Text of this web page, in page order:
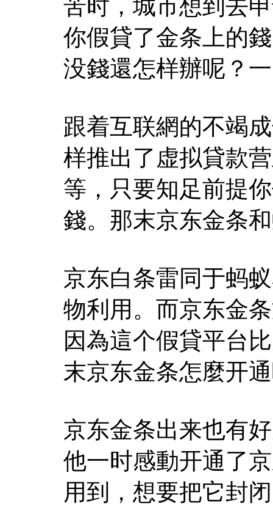
苦时，城市想到去
你假貸了金条上的
没錢還怎样辦呢？
跟着互联網的不竭
样推出了虚拟貸款
等，只要知足前提
錢。那末京东金条
京东白条雷同于蚂
物利用。而京东金
因為這个假貸平台
末京东金条怎麼开
京东金条出来也有
他一时感動开通了
用到，想要把它封